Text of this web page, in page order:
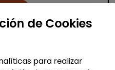
de Cookies
para realizar